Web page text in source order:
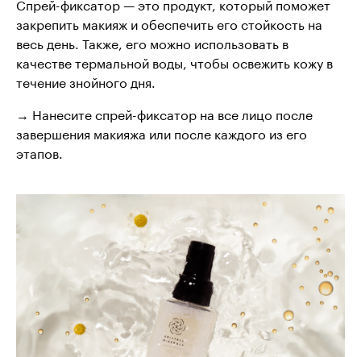
закрепить макияж и обеспечить его стойкость на
весь день. Также, его можно использовать в
качестве термальной воды, чтобы освежить кожу в
течение знойного дня.
→ Нанесите спрей-фиксатор на все лицо после
завершения макияжа или после каждого из его
этапов.